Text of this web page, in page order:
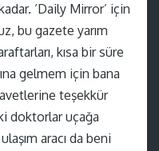
‘Daily Mirror’ için
bu gazete yarım
kısa bir süre
gelmem için bana
teşekkür
doktorlar uçağa
aracı da beni